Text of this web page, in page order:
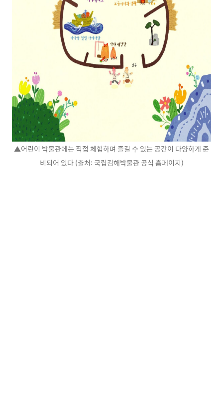
▲어린이 박물관에는 직접 체험하며 즐길 수 있는 공간이 다양하게 준
비되어 있다 (출처: 국립김해박물관 공식 홈페이지)